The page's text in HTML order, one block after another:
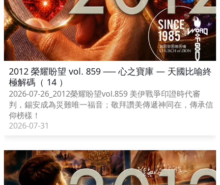
2012 榮耀盼望 vol. 859 ── 心之寶庫 — 天國比喻終
極解碼（ 14 ）
2026-07-26_2012榮耀盼望vol.859 美伊戰爭印證時代審
判，錫安成為災難唯一福音；敬拜讚美傳遞神同在，傳承信
仰榜樣！
2026-07-31